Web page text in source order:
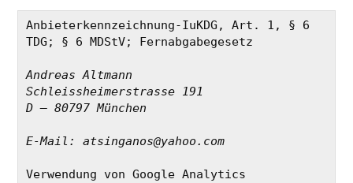
Anbieterkennzeichnung-IuKDG, Art. 1, § 6
TDG; § 6 MDStV; Fernabgabegesetz
Andreas Altmann
Schleissheimerstrasse 191
D – 80797 München
E-Mail: atsinganos@yahoo.com
Verwendung von Google Analytics